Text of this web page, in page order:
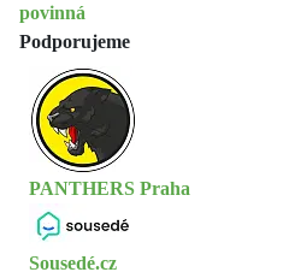
povinná
Podporujeme
PANTHERS Praha
Sousedé.cz